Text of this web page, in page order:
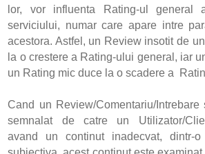
lor, vor influenta Rating-ul general
serviciului, numar care apare intre
acestora. Astfel, un Review insotit de
la o crestere a Rating-ului general, iar
un Rating mic duce la o scadere a
Cand un Review/Comentariu/
semnalat de catre un Utilizator/
avand un continut inadecvat, dintr-o